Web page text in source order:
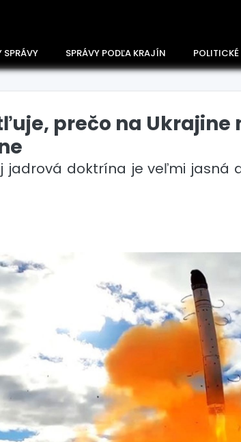
SPRÁVY SPRÁVY PODĽA KRAJÍN
prečo na
jadrová doktrína je veľmi jasná